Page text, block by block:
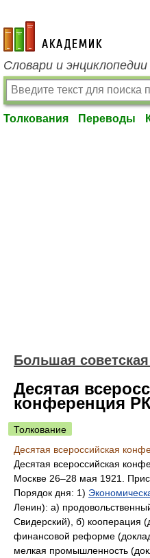
academic.ru
Словари и
Толкования Переводы
Большая
Десятая
конференция
Толкование
Десятая всероссийская
Десятая всероссийская
Москве 26‒28 мая 1921.
Порядок дня: 1)
Ленин): а)
Свидерский), б) кооперация
финансовой реформе
мелкая промышленность